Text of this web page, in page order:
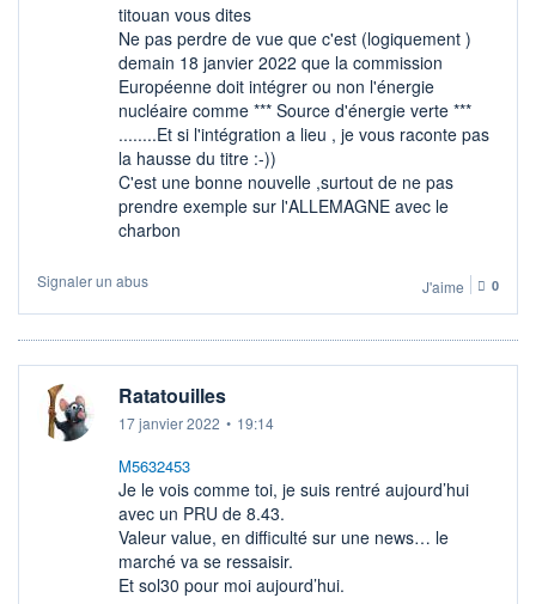
titouan vous dites
Ne pas perdre de vue que c'est (logiquement )
demain 18 janvier 2022 que la commission
Européenne doit intégrer ou non l'énergie
nucléaire comme *** Source d'énergie verte ***
........Et si l'intégration a lieu , je vous raconte pas
la hausse du titre :-))
C'est une bonne nouvelle ,surtout de ne pas
prendre exemple sur l'ALLEMAGNE avec le
charbon
Signaler un abus J'aime 0
Ratatouilles
17 janvier 2022 • 19:14
M5632453
Je le vois comme toi, je suis rentré aujourd’hui
avec un PRU de 8.43.
Valeur value, en difficulté sur une news… le
marché va se ressaisir.
Et sol30 pour moi aujourd’hui.